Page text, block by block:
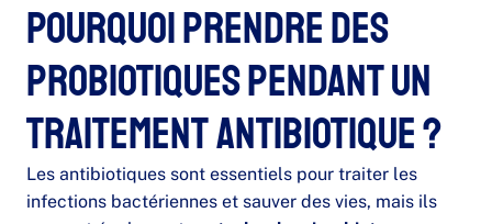
Pourquoi prendre des
probiotiques pendant un
traitement antibiotique ?
Les antibiotiques sont essentiels pour traiter les
infections bactériennes et sauver des vies, mais ils